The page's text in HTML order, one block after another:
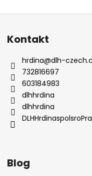
Kontakt
hrdina@dlh-
732816697
603184983
dlhhrdina
dlhhrdina
Blog